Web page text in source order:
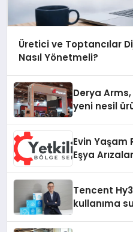
Üretici ve Toptancılar
Nasıl Yönetmeli?
Derya
yeni nesil
Evin Yaşam
Eşya
Tencent
kullanıma